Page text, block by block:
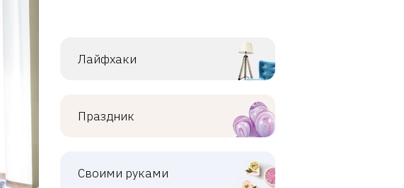
Лайфхаки
Праздник
Своими руками